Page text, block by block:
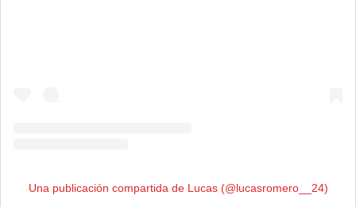
Una publicación compartida de Lucas (@lucasromero__24)